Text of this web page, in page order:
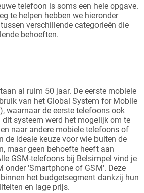
telefoon is soms een hele opgave.
te helpen hebben we hieronder
verschillende categorieën die
behoeften.
al ruim 50 jaar. De eerste mobiele
van het Global System for Mobile
waarnaar de eerste telefoons ook
dit systeem werd het mogelijk om te
naar andere mobiele telefoons of
de ideale keuze voor wie buiten de
maar geen behoefte heeft aan
GSM-telefoons bij Belsimpel vind je
onder 'Smartphone of GSM'. Deze
het budgetsegment dankzij hun
en lage prijs.